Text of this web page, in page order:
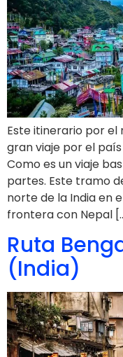
Este itinerario por
gran viaje por el
Como es un viaje
partes. Este tramo
norte de la India en
frontera con Nepal
Ruta
(India)